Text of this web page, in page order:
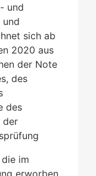
und
sich ab
2020 aus
der Note
des
des
der
im
erworben